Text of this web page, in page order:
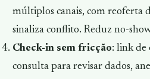
múltiplos canais, com reoferta
sinaliza conflito. Reduz no-
Check-in sem fricção: link de
consulta para revisar dados,